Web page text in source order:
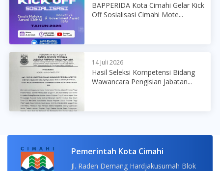
BAPPERIDA Kota Cimahi Gelar Kick
Off Sosialisasi Cimahi Mote...
14 Juli 2026
Hasil Seleksi Kompetensi Bidang
Wawancara Pengisian Jabatan...
Pemerintah Kota Cimahi
Jl. Raden Demang Hardjakusumah Blok